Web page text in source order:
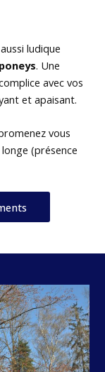
ludique
. Une
avec vos
et apaisant.
vous
(présence